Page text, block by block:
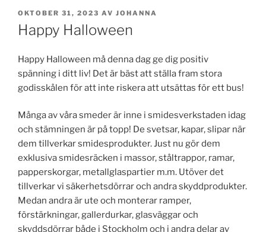
PUBLICERAT
OKTOBER 31, 2023 AV JOHANNA
Happy Halloween
Happy Halloween må denna dag ge dig positiv
spänning i ditt liv! Det är bäst att ställa fram stora
godisskålen för att inte riskera att utsättas för ett bus!
Många av våra smeder är inne i smidesverkstaden idag
och stämningen är på topp! De svetsar, kapar, slipar när
dem tillverkar smidesprodukter. Just nu gör dem
exklusiva smidesräcken i massor, ståltrappor, ramar,
papperskorgar, metallglaspartier m.m. Utöver det
tillverkar vi säkerhetsdörrar och andra skyddprodukter.
Medan andra är ute och monterar ramper,
förstärkningar, gallerdurkar, glasväggar och
skyddsdörrar både i Stockholm och i andra delar av